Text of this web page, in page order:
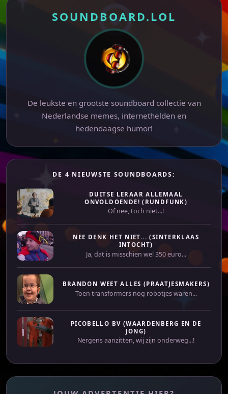
SOUNDBOARD.LOL
De leukste en grootste soundboard collectie van
Nederlandse memes, internethelden en
hedendaagse humor!
DE 4 NIEUWSTE SOUNDBOARDS:
DUITSE LERAAR ALLEMAAL
ONVOLDOENDE! (RUNDFUNK)
Of nee, toch niet...!
NEE DENK HET NIET... (SINTERKLAAS
INTOCHT)
Ja, dat is misschien wel 350 euro...
BRANDON WEET ALLES (PRAATJESMAKERS)
Toen transformers nog robotjes waren...
PICOBELLO BV (WAARDENBERG EN DE
JONG)
Nergens aanzitten, wij zijn onderweg...!